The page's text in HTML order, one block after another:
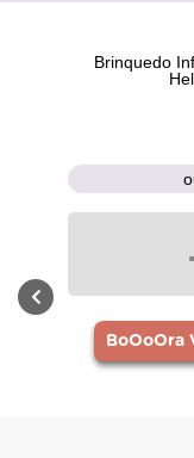
Brinquedo
BoOoOra